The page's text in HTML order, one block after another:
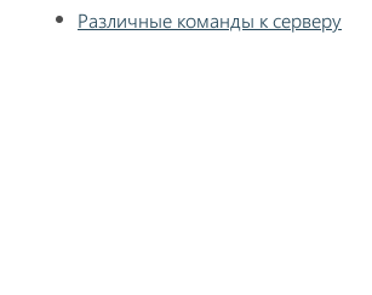
Различные команды к серверу